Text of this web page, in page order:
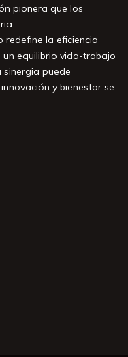
pionera que los
redefine la eficiencia
equilibrio vida-trabajo
sinergia puede
y bienestar se